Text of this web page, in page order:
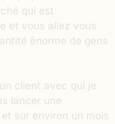
qui est
et vous allez vous
énorme de gens
client avec qui je
lancer une
sur environ un mois